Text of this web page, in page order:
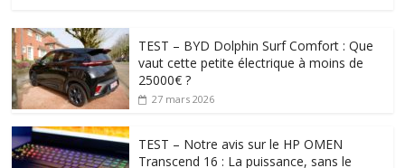
TEST – BYD Dolphin Surf Comfort : Que
vaut cette petite électrique à moins de
25000€ ?
27 mars 2026
TEST – Notre avis sur le HP OMEN
Transcend 16 : La puissance, sans le